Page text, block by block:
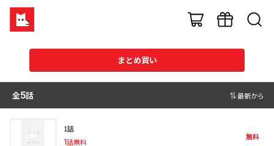
まとめ買い
全5話 最新から
1話
1話無料
無料